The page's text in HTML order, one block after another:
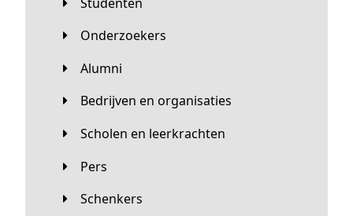
Onderzoekers
Alumni
Bedrijven en organisaties
Scholen en leerkrachten
Pers
Schenkers